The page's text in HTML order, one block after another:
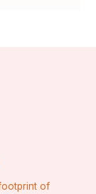
ପଞ୍ଚାୟତର
of